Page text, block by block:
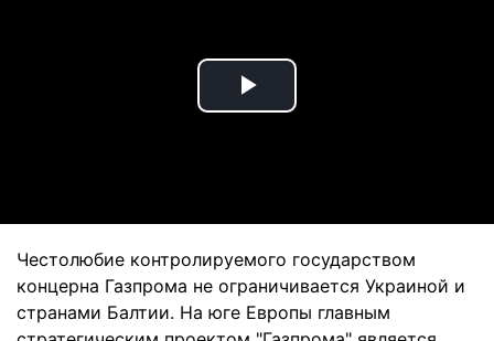
Play
Честолюбие контролируемого государством
концерна Газпрома не ограничивается Украиной и
странами Балтии. На юге Европы главным